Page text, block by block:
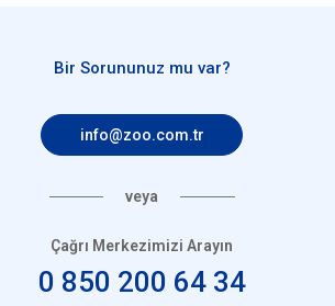
Bir Sorununuz mu var?
info@zoo.com.tr
veya
Çağrı Merkezimizi Arayın
0 850 200 64 34